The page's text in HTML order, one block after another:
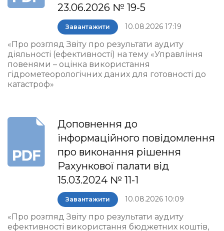
23.06.2026 № 19-5
Завантажити 10.08.2026 17:19
«Про розгляд Звіту про результати аудиту
діяльності (ефективності) на тему «Управління
повенями – оцінка використання
гідрометеорологічних даних для готовності до
катастроф»
Доповнення до
інформаційного повідомлення
про виконання рішення
Рахункової палати від
15.03.2024 № 11-1
Завантажити 10.08.2026 10:09
«Про розгляд Звіту про результати аудиту
ефективності використання бюджетних коштів,